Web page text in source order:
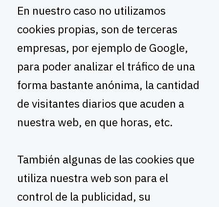
En nuestro caso no utilizamos
cookies propias, son de terceras
empresas, por ejemplo de Google,
para poder analizar el tráfico de una
forma bastante anónima, la cantidad
de visitantes diarios que acuden a
nuestra web, en que horas, etc.
También algunas de las cookies que
utiliza nuestra web son para el
control de la publicidad, su